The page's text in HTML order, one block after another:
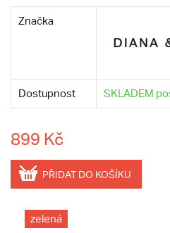
Značka
Dostupnost SKLADEM
899 Kč
PŘIDAT DO KOŠÍKU
zelená